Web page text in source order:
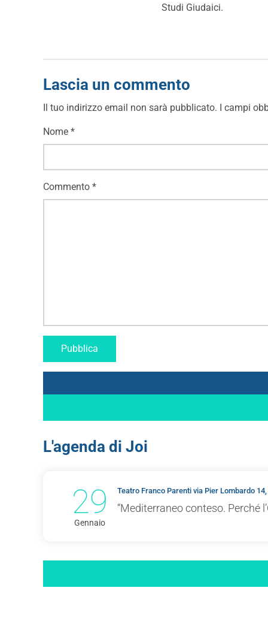
L'agenda di Joi
29
Gennaio
Teatro Franco Parenti via Pier Lombardo
“Mediterraneo conteso. Perché
Studi Giudaici.
Lascia un commento
Il tuo indirizzo email non sarà pubblicato. I campi
Commento *
Nome *